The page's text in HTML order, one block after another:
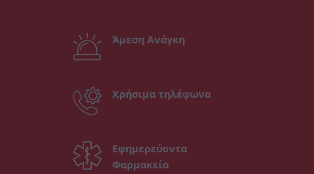
Άμεση Ανάγκη
Χρήσιμα τηλέφωνα
Εφημερεύοντα
Φαρμακεία